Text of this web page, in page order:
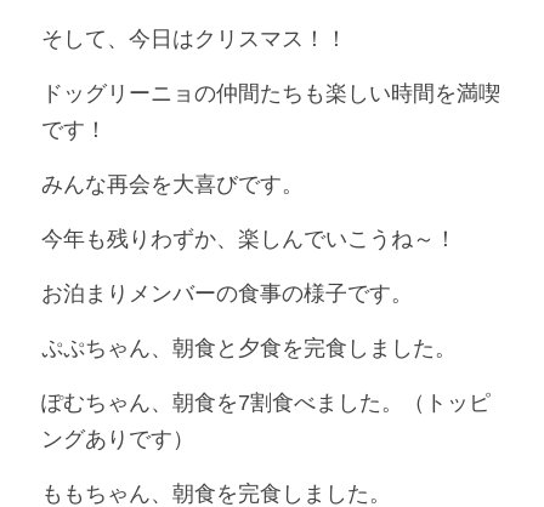
そして、今日はクリスマス！！
ドッグリーニョの仲間たちも楽しい時間を満喫
です！
みんな再会を大喜びです。
今年も残りわずか、楽しんでいこうね～！
お泊まりメンバーの食事の様子です。
ぷぷちゃん、朝食と夕食を完食しました。
ぽむちゃん、朝食を7割食べました。（トッピ
ングありです）
ももちゃん、朝食を完食しました。